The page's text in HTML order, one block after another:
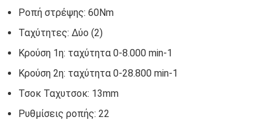
Ροπή στρέψης: 60Nm
Ταχύτητες: Δύο (2)
Κρούση 1η: ταχύτητα 0-8.000 min-1
Κρούση 2η: ταχύτητα 0-28.800 min-1
Τσοκ Ταχυτσοκ: 13mm
Ρυθμίσεις ροπής: 22